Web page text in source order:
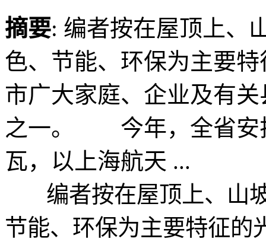
摘要: 编者按在屋顶上、
色、节能、环保为主要
市广大家庭、企业及有
之一。 今年，全省安
瓦，以上海航天 ...
编者按在屋顶上、山坡
节能、环保为主要特征的